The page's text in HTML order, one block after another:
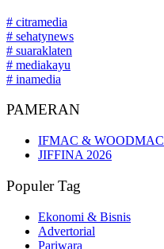
# citramedia
# sehatynews
# suaraklaten
# mediakayu
# inamedia
PAMERAN
IFMAC & WOODMAC
JIFFINA 2026
Populer Tag
Ekonomi & Bisnis
Advertorial
Pariwara